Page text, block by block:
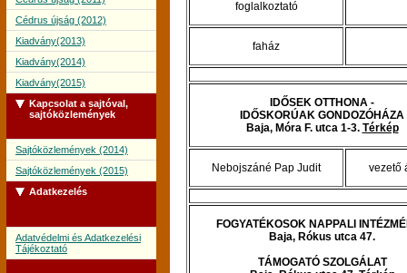
Cédrus újság (2012)
Kiadvány(2013)
Kiadvány(2014)
Kiadvány(2015)
Kapcsolat a sajtóval,
sajtóközlemények
Sajtóközlemények (2014)
Sajtóközlemények (2015)
Adatkezelés
Adatvédelmi és Adatkezelési
Tájékoztató
foglalkoztató
faház
IDŐSEK OTTHONA -
IDŐSKORÚAK GONDOZÓHÁZA
Baja, Móra F. utca 1-3. Térkép
Nebojszáné Pap Judit vezető
FOGYATÉKOSOK NAPPALI
Baja, Rókus utca 47.
TÁMOGATÓ SZOLGÁLAT